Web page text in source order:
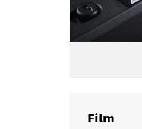
Film